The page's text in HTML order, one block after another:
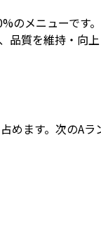
のメニューです
品質を維持・向
めます。次のA